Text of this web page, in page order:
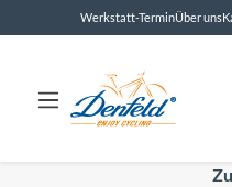
springenWerkstatt-TerminÜber uns